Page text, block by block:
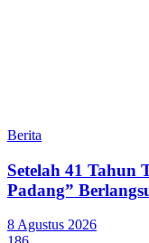
Berita
Setelah 41 Tahun
Padang”
8 Agustus 2026